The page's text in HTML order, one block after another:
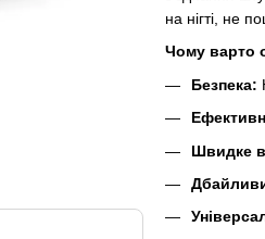
на нігті, не
Чому варто
Безпека:
Швидке